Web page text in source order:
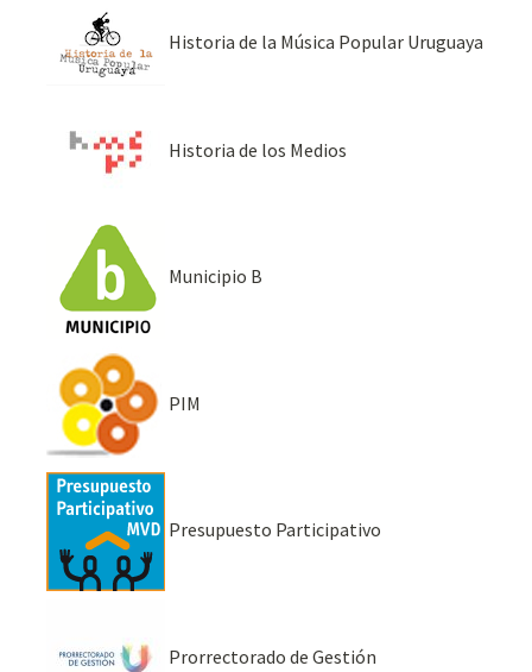
Historia de la Música Popular Uruguaya
Historia de los Medios
Municipio B
PIM
Presupuesto Participativo
Prorrectorado de Gestión